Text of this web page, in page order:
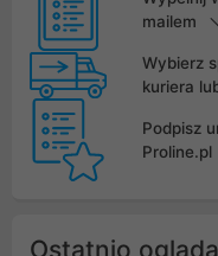
mailem
Wybierz
kuriera
Podpisz
Proline.pl
Ostatnio